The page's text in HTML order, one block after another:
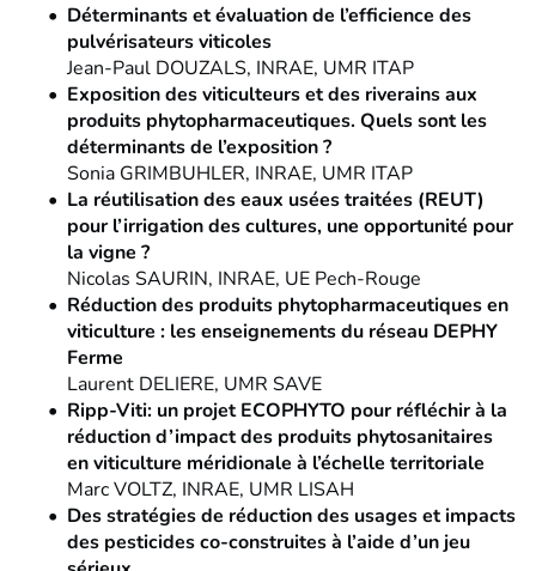
Déterminants et évaluation de l’efficience des
pulvérisateurs viticoles
Jean-Paul DOUZALS, INRAE, UMR ITAP
Exposition des viticulteurs et des riverains aux
produits phytopharmaceutiques. Quels sont les
déterminants de l’exposition ?
Sonia GRIMBUHLER, INRAE, UMR ITAP
La réutilisation des eaux usées traitées (REUT)
pour l’irrigation des cultures, une opportunité pour
la vigne ?
Nicolas SAURIN, INRAE, UE Pech-Rouge
Réduction des produits phytopharmaceutiques en
viticulture : les enseignements du réseau DEPHY
Ferme
Laurent DELIERE, UMR SAVE
Ripp-Viti: un projet ECOPHYTO pour réfléchir à la
réduction d’impact des produits phytosanitaires
en viticulture méridionale à l’échelle territoriale
Marc VOLTZ, INRAE, UMR LISAH
Des stratégies de réduction des usages et impacts
des pesticides co-construites à l’aide d’un jeu